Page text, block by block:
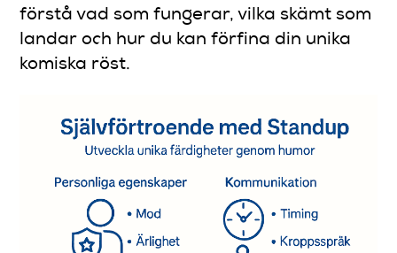
förstå vad som fungerar, vilka skämt som
landar och hur du kan förfina din unika
komiska röst.